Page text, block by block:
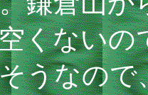
くないの
うなので